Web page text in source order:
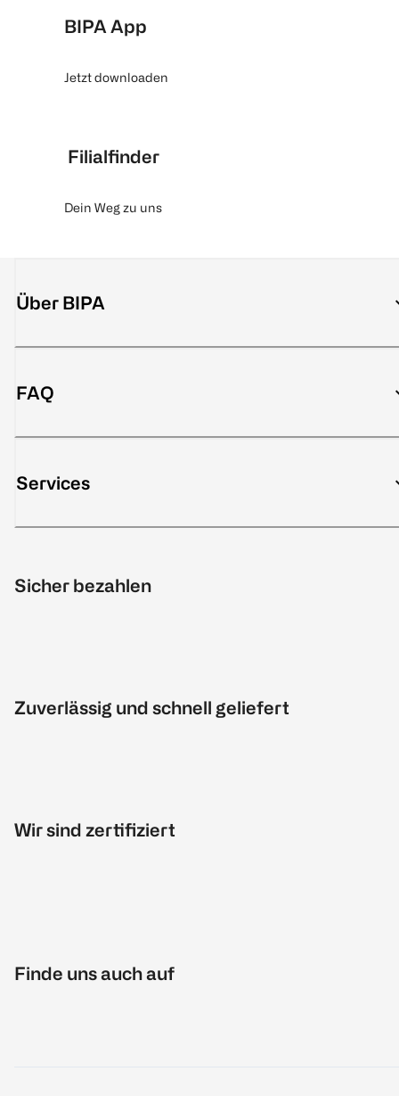
BIPA App
Jetzt downloaden
Filialfinder
Dein Weg zu uns
Über BIPA
FAQ
Services
Sicher bezahlen
Zuverlässig und schnell geliefert
Wir sind zertifiziert
Finde uns auch auf